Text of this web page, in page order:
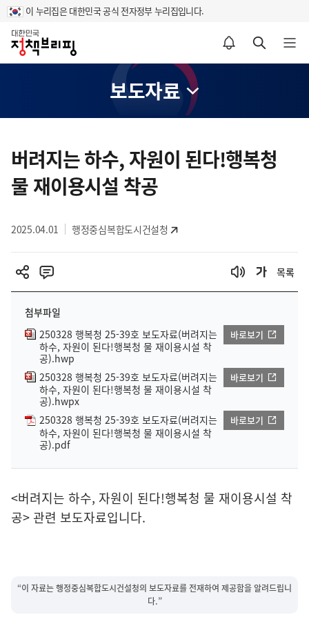
이 누리집은 대한민국 공식 전자정부 누리집입니다.
홈
알림설정 바로가기 검색 바로가기 메뉴 열기
보도자료
텐
츠
영
버려지는 하수, 자원이 된다!행복청
물 재이용시설 착공
2025.04.01 행정중심복합도시건설청
목록
첨부파일
250328 행복청 25-39호 보도자료(버려지는
하수, 자원이 된다!행복청 물 재이용시설 착
공).hwp
바로보기
250328 행복청 25-39호 보도자료(버려지는
하수, 자원이 된다!행복청 물 재이용시설 착
공).hwpx
바로보기
250328 행복청 25-39호 보도자료(버려지는
하수, 자원이 된다!행복청 물 재이용시설 착
공).pdf
바로보기
<버려지는 하수, 자원이 된다!행복청 물 재이용시설 착
공> 관련 보도자료입니다.
“이 자료는 행정중심복합도시건설청의 보도자료를 전재하여 제공함을 알려드립니
다.”